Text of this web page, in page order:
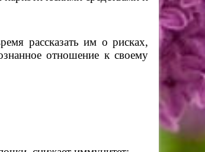
рассказать им о рисках,
отношение к своему